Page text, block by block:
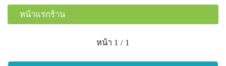
หน้าแรกร้าน
หน้า 1 / 1